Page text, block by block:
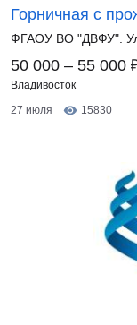
Горничная с
ФГАОУ ВО "ДВФУ".
50 000 – 55 000
Владивосток
27 июля
15830